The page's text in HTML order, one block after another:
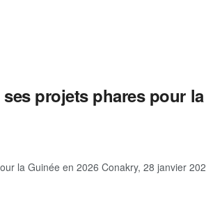
projets phares pour
la Guinée en 2026 Conakry, 28 janvier